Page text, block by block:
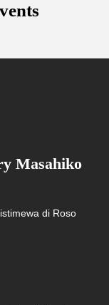
Masahiko
di Roso